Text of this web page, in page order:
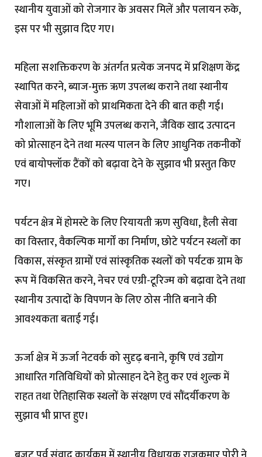
स्थानीय युवाओं को रोजगार के अवसर मिलें और पलायन रुके,
इस पर भी सुझाव दिए गए।
महिला सशक्तिकरण के अंतर्गत प्रत्येक जनपद में प्रशिक्षण केंद्र
स्थापित करने, ब्याज-मुक्त ऋण उपलब्ध कराने तथा स्थानीय
सेवाओं में महिलाओं को प्राथमिकता देने की बात कही गई।
गौशालाओं के लिए भूमि उपलब्ध कराने, जैविक खाद उत्पादन
को प्रोत्साहन देने तथा मत्स्य पालन के लिए आधुनिक तकनीकों
एवं बायोफ्लॉक टैंकों को बढ़ावा देने के सुझाव भी प्रस्तुत किए
गए।
पर्यटन क्षेत्र में होमस्टे के लिए रियायती ऋण सुविधा, हैली सेवा
का विस्तार, वैकल्पिक मार्गों का निर्माण, छोटे पर्यटन स्थलों का
विकास, संस्कृत ग्रामों एवं सांस्कृतिक स्थलों को पर्यटक ग्राम के
रूप में विकसित करने, नेचर एवं एग्री-टूरिज्म को बढ़ावा देने तथा
स्थानीय उत्पादों के विपणन के लिए ठोस नीति बनाने की
आवश्यकता बताई गई।
ऊर्जा क्षेत्र में ऊर्जा नेटवर्क को सुदृढ़ बनाने, कृषि एवं उद्योग
आधारित गतिविधियों को प्रोत्साहन देने हेतु कर एवं शुल्क में
राहत तथा ऐतिहासिक स्थलों के संरक्षण एवं सौंदर्यीकरण के
सुझाव भी प्राप्त हुए।